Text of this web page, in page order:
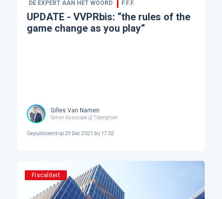
DE EXPERT AAN HET WOORD F.F.F.
UPDATE - VVPRbis: “the rules of the
game change as you play”
Gilles Van Namen
Senior Associate @ Tiberghien
Gepubliceerd op29 Dec 2021 bij 17:02
Fiscaliteit